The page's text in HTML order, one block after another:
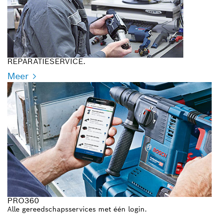
REPARATIESERVICE.
Meer
PRO360
Alle gereedschapsservices met één login.